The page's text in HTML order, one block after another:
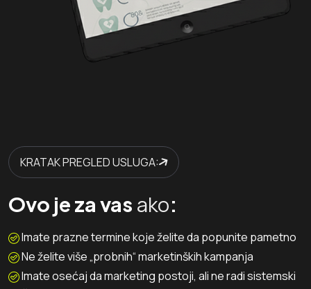
KRATAK PREGLED USLUGA:
Ovo je za vas ako:
Imate prazne termine koje želite da popunite pametno
Ne želite više „probnih“ marketinških kampanja
Imate osećaj da marketing postoji, ali ne radi sistemski